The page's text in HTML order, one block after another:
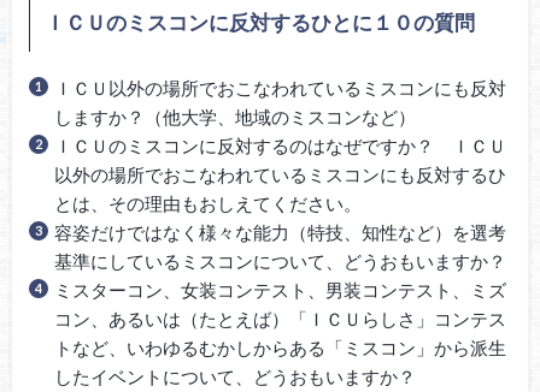
ＩＣＵのミスコンに反対するひとに１０の質問
ＩＣＵ以外の場所でおこなわれているミスコンにも反対
しますか？（他大学、地域のミスコンなど）
ＩＣＵのミスコンに反対するのはなぜですか？ ＩＣＵ
以外の場所でおこなわれているミスコンにも反対するひ
とは、その理由もおしえてください。
容姿だけではなく様々な能力（特技、知性など）を選考
基準にしているミスコンについて、どうおもいますか？
ミスターコン、女装コンテスト、男装コンテスト、ミズ
コン、あるいは（たとえば）「ＩＣＵらしさ」コンテス
トなど、いわゆるむかしからある「ミスコン」から派生
したイベントについて、どうおもいますか？